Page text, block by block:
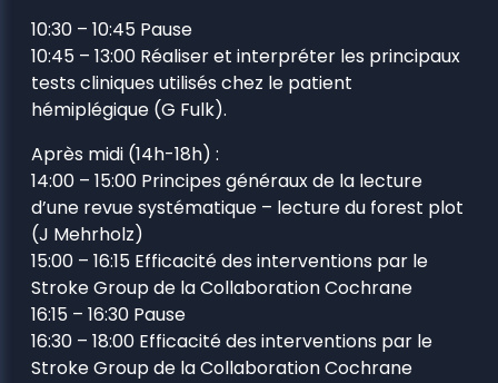
10:30 – 10:45 Pause
10:45 – 13:00 Réaliser et interpréter les principaux
tests cliniques utilisés chez le patient
hémiplégique (G Fulk).
Après midi (14h-18h) :
14:00 – 15:00 Principes généraux de la lecture
d’une revue systématique – lecture du forest plot
(J Mehrholz)
15:00 – 16:15 Efficacité des interventions par le
Stroke Group de la Collaboration Cochrane
16:15 – 16:30 Pause
16:30 – 18:00 Efficacité des interventions par le
Stroke Group de la Collaboration Cochrane